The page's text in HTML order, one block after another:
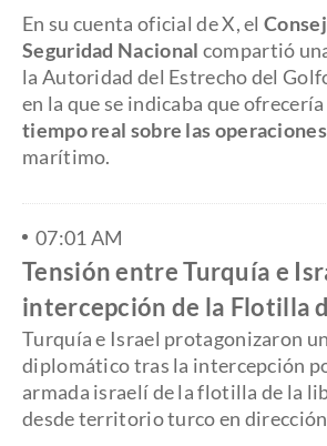
En su cuenta oficial de X, el
Seguridad Nacional compartió
la Autoridad del Estrecho del
en la que se indicaba que ofrecería
tiempo real sobre las
marítimo.
07:01 AM
Tensión entre Turquía e
intercepción de la Flotilla
Turquía e Israel protagonizaron
diplomático tras la intercepción
armada israelí de la flotilla de la
desde territorio turco en dirección